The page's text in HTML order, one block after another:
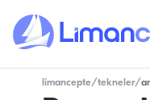
limancepte/tekneler/